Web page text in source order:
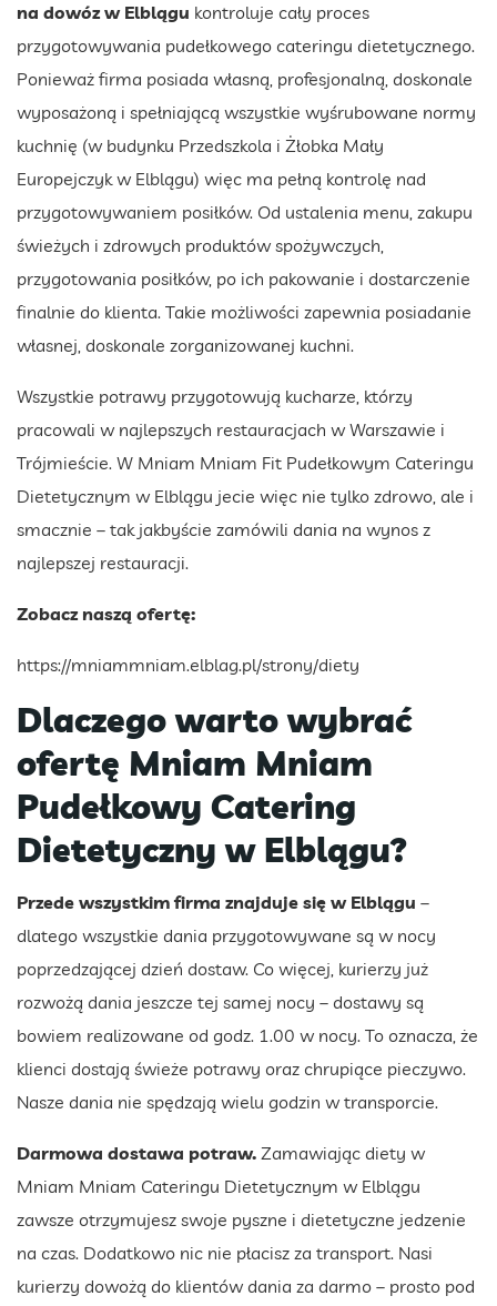
na dowóz w Elblągu kontroluje cały proces
przygotowywania pudełkowego cateringu dietetycznego.
Ponieważ firma posiada własną, profesjonalną, doskonale
wyposażoną i spełniającą wszystkie wyśrubowane normy
kuchnię (w budynku Przedszkola i Żłobka Mały
Europejczyk w Elblągu) więc ma pełną kontrolę nad
przygotowywaniem posiłków. Od ustalenia menu, zakupu
świeżych i zdrowych produktów spożywczych,
przygotowania posiłków, po ich pakowanie i dostarczenie
finalnie do klienta. Takie możliwości zapewnia posiadanie
własnej, doskonale zorganizowanej kuchni.
Wszystkie potrawy przygotowują kucharze, którzy
pracowali w najlepszych restauracjach w Warszawie i
Trójmieście. W Mniam Mniam Fit Pudełkowym Cateringu
Dietetycznym w Elblągu jecie więc nie tylko zdrowo, ale i
smacznie – tak jakbyście zamówili dania na wynos z
najlepszej restauracji.
Zobacz naszą ofertę:
https://mniammniam.elblag.pl/strony/diety
Dlaczego warto wybrać
ofertę Mniam Mniam
Pudełkowy Catering
Dietetyczny w Elblągu?
Przede wszystkim firma znajduje się w Elblągu –
dlatego wszystkie dania przygotowywane są w nocy
poprzedzającej dzień dostaw. Co więcej, kurierzy już
rozwożą dania jeszcze tej samej nocy – dostawy są
bowiem realizowane od godz. 1.00 w nocy. To oznacza, że
klienci dostają świeże potrawy oraz chrupiące pieczywo.
Nasze dania nie spędzają wielu godzin w transporcie.
Darmowa dostawa potraw. Zamawiając diety w
Mniam Mniam Cateringu Dietetycznym w Elblągu
zawsze otrzymujesz swoje pyszne i dietetyczne jedzenie
na czas. Dodatkowo nic nie płacisz za transport. Nasi
kurierzy dowożą do klientów dania za darmo – prosto pod